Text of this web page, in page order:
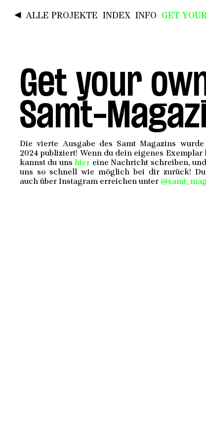
◄ ALLE PROJEKTE INDEX INFO GET
Get your
Samt-
Die vierte Ausgabe des Samt Magazins
2024 publiziert! Wenn du dein eigenes Exemplar
kannst du unshier eine Nachricht schreiben,
uns so schnell wie möglich bei dir zurück!
auch über Instagram erreichen unter